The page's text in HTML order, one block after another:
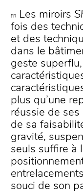
FR Les miroirs
fois des
et des
dans le
geste
plus qu’une
réussie de
de sa
gravité,
seuls suffire à
souci de son